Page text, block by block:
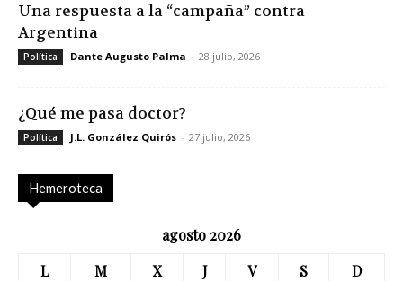
Una respuesta a la “campaña” contra
Argentina
Política Dante Augusto Palma - 28 julio, 2026
¿Qué me pasa doctor?
Política J.L. González Quirós - 27 julio, 2026
Hemeroteca
agosto 2026
L
M X J V S
D